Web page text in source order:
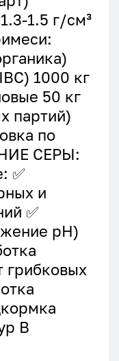
1.5 г/см³
1000 кг
50 кг
партий)
по
СЕРЫ:
✅
и
✅
pH)
грибковых
В